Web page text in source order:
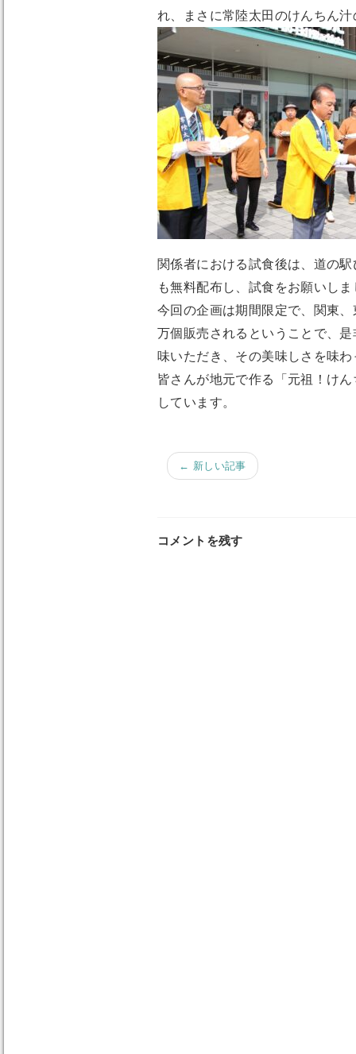
れ、まさに常陸太田のけんちん
関係者における試食後は、道の
も無料配布し、試食をお願いし
今回の企画は期間限定で、関東
万個販売されるということで、
味いただき、その美味しさを味
皆さんが地元で作る「元祖！け
しています。
← 新しい記事
コメントを残す